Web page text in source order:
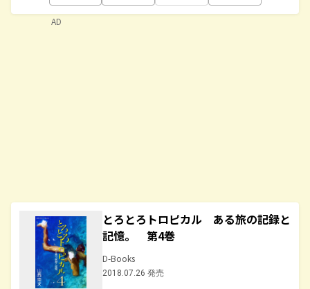
とろとろトロピカル ある旅の記録と
記憶。 第4巻
D-Books
2018.07.26 発売
AD